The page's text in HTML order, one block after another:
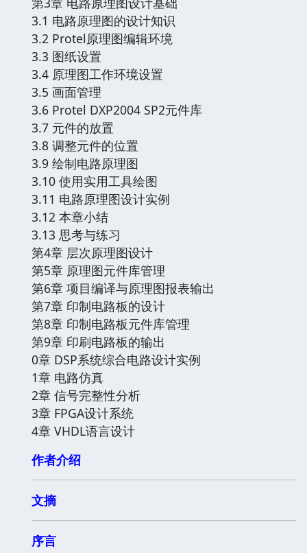
3.1 电路原理图的设计知识
3.2 Protel原理图编辑环境
3.3 图纸设置
3.4 原理图工作环境设置
3.5 画面管理
3.6 Protel DXP2004 SP2元件库
3.7 元件的放置
3.8 调整元件的位置
3.9 绘制电路原理图
3.10 使用实用工具绘图
3.11 电路原理图设计实例
3.12 本章小结
3.13 思考与练习
第4章 层次原理图设计
第5章 原理图元件库管理
第6章 项目编译与原理图报表输出
第7章 印制电路板的设计
第8章 印制电路板元件库管理
第9章 印刷电路板的输出
0章 DSP系统综合电路设计实例
1章 电路仿真
2章 信号完整性分析
3章 FPGA设计系统
4章 VHDL语言设计
作者介绍
文摘
序言